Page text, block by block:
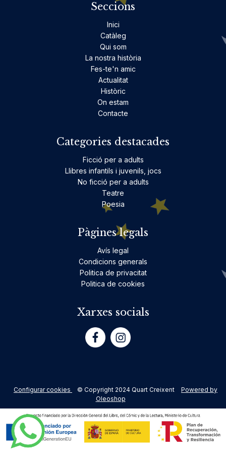
Seccions
Inici
Catàleg
Qui som
La nostra història
Fes-te'n amic
Actualitat
Històric
On estam
Contacte
Categories destacades
Ficció per a adults
Llibres infantils i juvenils, jocs
No ficció per a adults
Teatre
Poesia
Pàgines legals
Avís legal
Condicions generals
Politica de privacitat
Politica de cookies
Xarxes socials
Configurar cookies © Copyright 2024 Quart Creixent
Powered by
Oleoshop